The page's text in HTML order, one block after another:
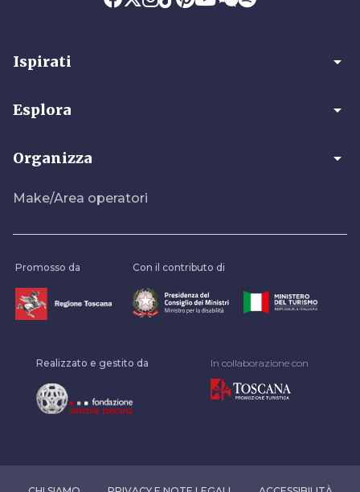
Ispirati arrow_drop_down
Esplora arrow_drop_down
Organizza arrow_drop_down
Make/Area operatori
Promosso da Con il contributo di
Realizzato e gestito da In collaborazione con